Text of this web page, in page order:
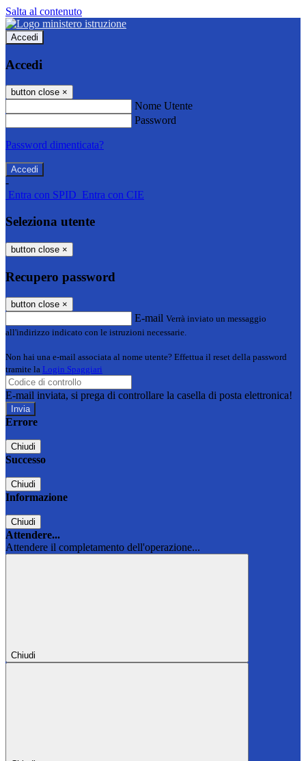
Salta al contenuto
Accedi
Accedi
button close ×
Nome Utente
Password
Password dimenticata?
-
Entra con SPID Entra con CIE
Seleziona utente
button close ×
Recupero password
button close ×
E-mail Verrà inviato un messaggio
all'indirizzo indicato con le istruzioni necessarie.
Non hai una e-mail associata al nome utente? Effettua il reset della password
tramite la Login Spaggiari
E-mail inviata, si prega di controllare la casella di posta elettronica!
Errore
Chiudi
Successo
Chiudi
Informazione
Chiudi
Attendere...
Attendere il completamento dell'operazione...
Chiudi